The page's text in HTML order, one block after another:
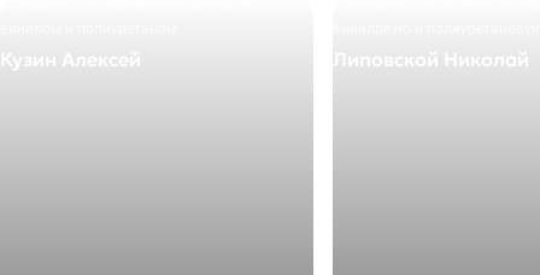
Кузин Алексей Липовской Николай